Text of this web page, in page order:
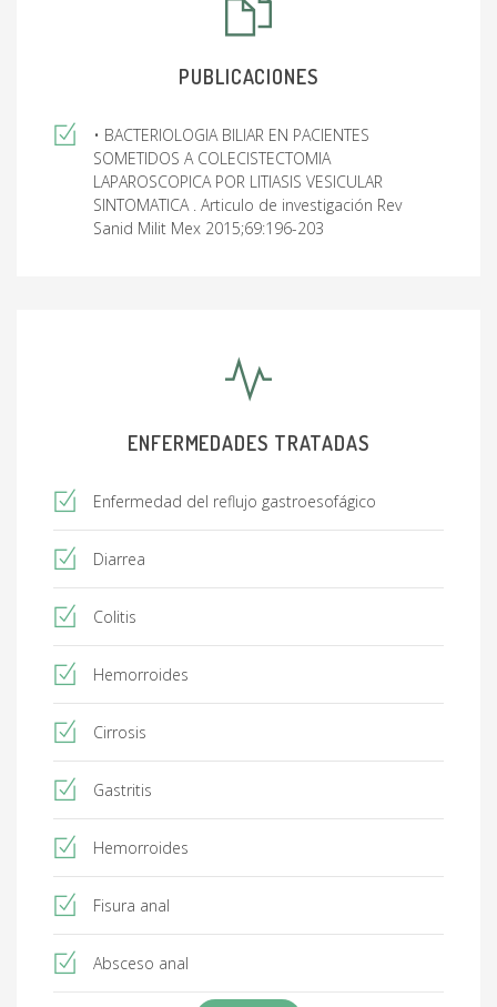
PUBLICACIONES
• BACTERIOLOGIA BILIAR EN PACIENTES
SOMETIDOS A COLECISTECTOMIA
LAPAROSCOPICA POR LITIASIS VESICULAR
SINTOMATICA . Articulo de investigación Rev
Sanid Milit Mex 2015;69:196-203
ENFERMEDADES TRATADAS
Enfermedad del reflujo gastroesofágico
Diarrea
Colitis
Hemorroides
Cirrosis
Gastritis
Hemorroides
Fisura anal
Absceso anal